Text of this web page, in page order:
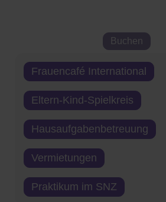
Frauencafé International
Eltern-Kind-Spielkreis
Hausaufgabenbetreuung
Vermietungen
Praktikum im SNZ